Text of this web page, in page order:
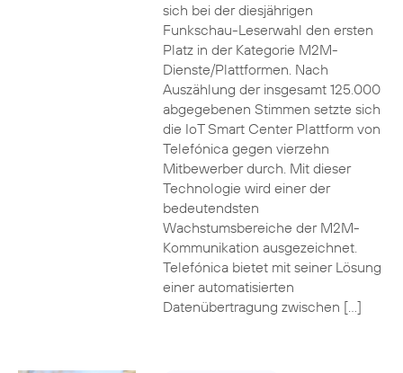
sich bei der diesjährigen
Funkschau-Leserwahl den ersten
Platz in der Kategorie M2M-
Dienste/Plattformen. Nach
Auszählung der insgesamt 125.000
abgegebenen Stimmen setzte sich
die IoT Smart Center Plattform von
Telefónica gegen vierzehn
Mitbewerber durch. Mit dieser
Technologie wird einer der
bedeutendsten
Wachstumsbereiche der M2M-
Kommunikation ausgezeichnet.
Telefónica bietet mit seiner Lösung
einer automatisierten
Datenübertragung zwischen […]